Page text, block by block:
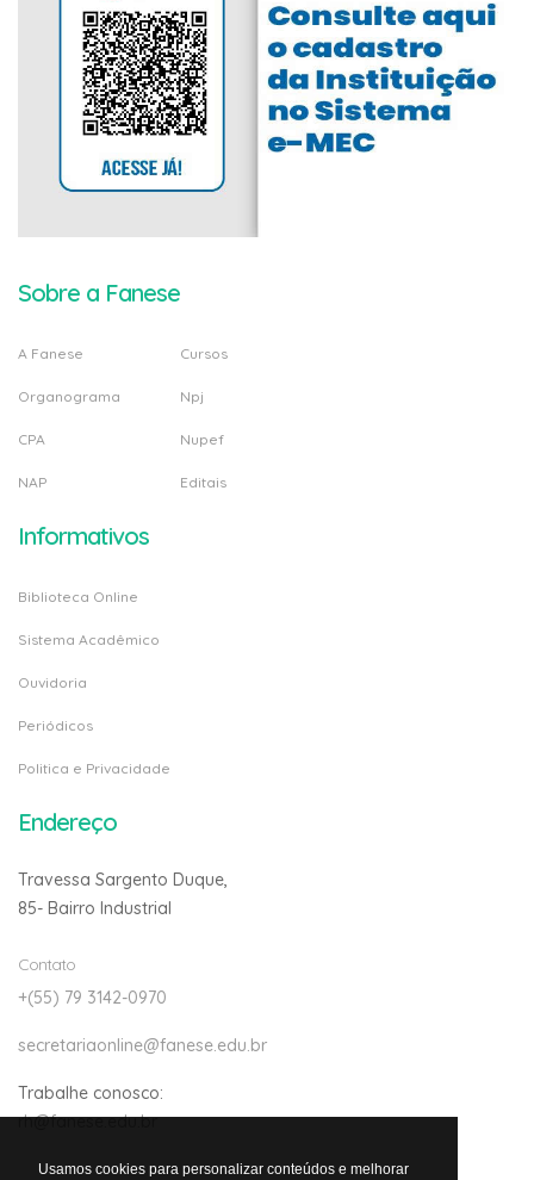
Usamos cookies para personalizar conteúdos e melhorar
Sobre a Fanese
A Fanese
Organograma
CPA
NAP
Cursos
Npj
Nupef
Editais
Informativos
Biblioteca Online
Sistema Acadêmico
Ouvidoria
Periódicos
Politica e Privacidade
Endereço
Travessa Sargento Duque,
85- Bairro Industrial
Contato
+(55) 79 3142-0970
secretariaonline@fanese.edu.br
Trabalhe conosco:
rh@fanese.edu.br